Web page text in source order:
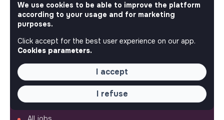
ABOUT
More about Jobs
Our mission and impact
QUICK LINKS
We use cookies to be able to improve the platform
according to your usage and for marketing
purposes.
Click accept for the best user experience on our app.
Cookies parameters.
I accept
I refuse